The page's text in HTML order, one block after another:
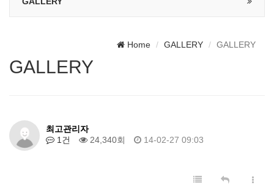
Home GALLERY GALLERY
GALLERY
최고관리자
1건
24,340회 14-02-27 09:03